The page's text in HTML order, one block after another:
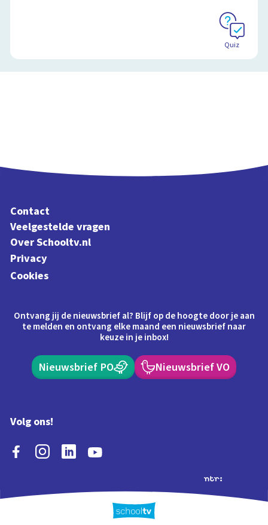
Quiz
Contact
Veelgestelde vragen
Over Schooltv.nl
Privacy
Cookies
Ontvang jij de nieuwsbrief al? Blijf op de hoogte door je aan
te melden en ontvang elke maand een nieuwsbrief naar
keuze in je inbox!
Nieuwsbrief PO Nieuwsbrief VO
Volg ons!